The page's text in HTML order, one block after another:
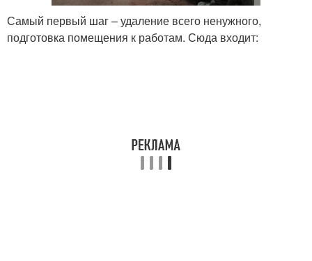
Самый первый шаг – удаление всего ненужного,
подготовка помещения к работам. Сюда входит: